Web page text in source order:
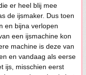
er heel blij mee
de ijsmaker. Dus toen
en bijna verlopen
een ijsmachine kon
machine is deze van
en vandaag als eerse
ijs, misschien eerst